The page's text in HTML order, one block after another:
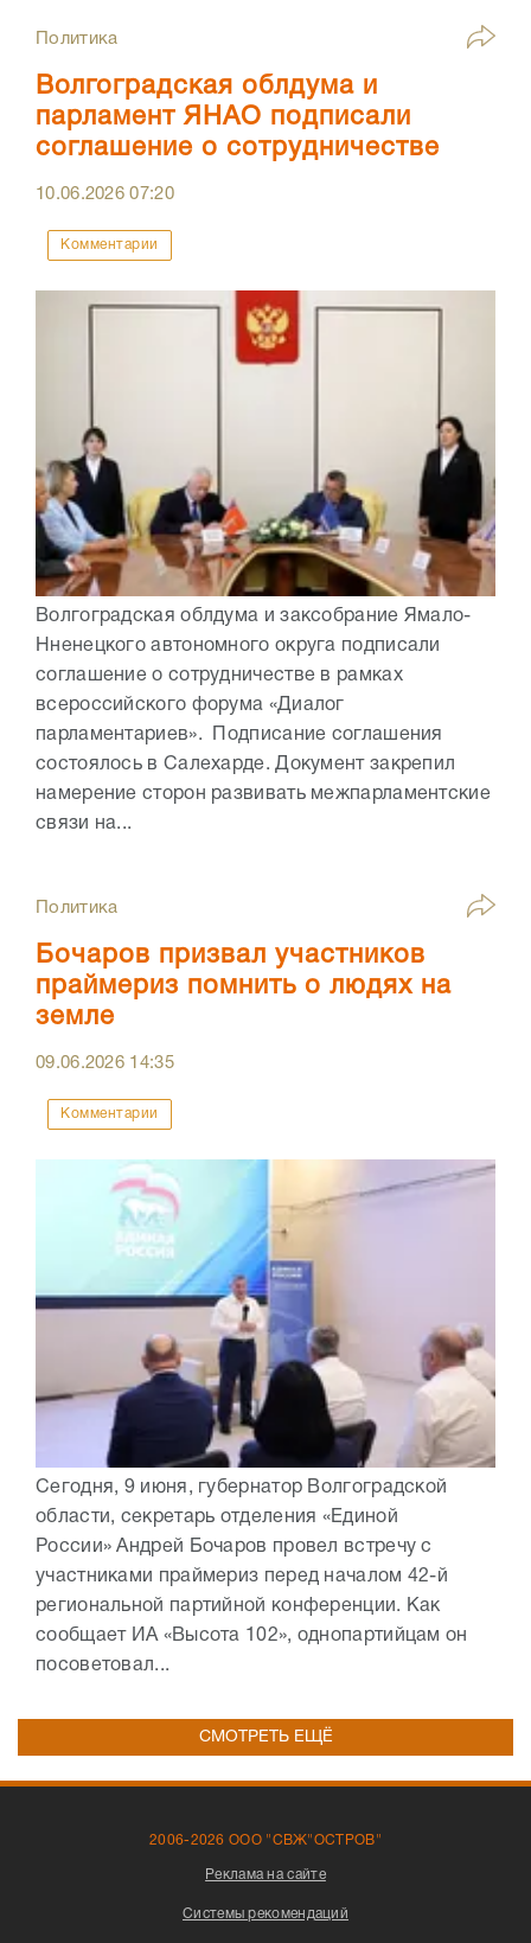
Политика
Волгоградская облдума и
парламент ЯНАО подписали
соглашение о сотрудничестве
10.06.202607:20
Комментарии
Волгоградская облдума и заксобрание Ямало-
Нненецкого автономного округа подписали
соглашение о сотрудничестве в рамках
всероссийского форума «Диалог
парламентариев». Подписание соглашения
состоялось в Салехарде. Документ закрепил
намерение сторон развивать межпарламентские
связи на...
Политика
Бочаров призвал участников
праймериз помнить о людях на
земле
09.06.2026 14:35
Комментарии
Сегодня, 9 июня, губернатор Волгоградской
области, секретарь отделения «Единой
России» Андрей Бочаров провел встречу с
участниками праймериз перед началом 42-й
региональной партийной конференции. Как
сообщает ИА «Высота 102», однопартийцам он
посоветовал...
СМОТРЕТЬ ЕЩЁ
2006-2026 ООО "СВЖ"ОСТРОВ"
Реклама на сайте
Системы рекомендаций